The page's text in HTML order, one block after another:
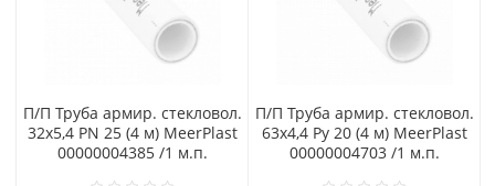
П/П Труба армир. стекловол.
32х5,4 PN 25 (4 м) MeerPlast
00000004385 /1 м.п.
П/П Труба армир. стекловол.
63х4,4 Ру 20 (4 м) MeerPlast
00000004703 /1 м.п.